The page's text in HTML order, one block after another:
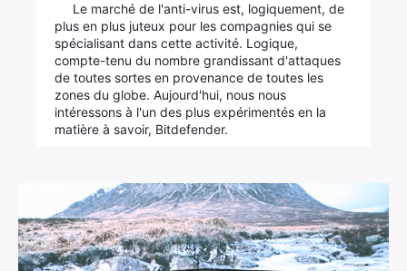
Le marché de l'anti-virus est, logiquement, de
plus en plus juteux pour les compagnies qui se
spécialisant dans cette activité. Logique,
compte-tenu du nombre grandissant d'attaques
de toutes sortes en provenance de toutes les
zones du globe. Aujourd'hui, nous nous
intéressons à l'un des plus expérimentés en la
matière à savoir, Bitdefender.